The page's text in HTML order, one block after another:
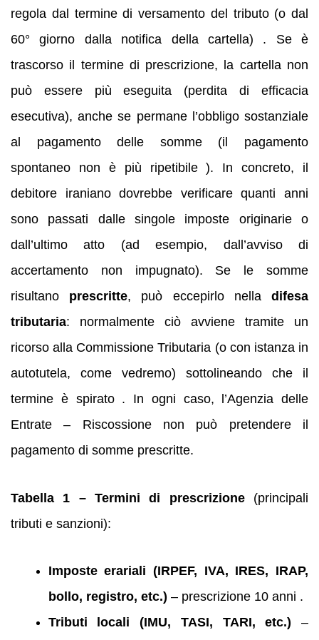
regola dal termine di versamento del tributo (o dal
60° giorno dalla notifica della cartella) . Se è
trascorso il termine di prescrizione, la cartella non
può essere più eseguita (perdita di efficacia
esecutiva), anche se permane l’obbligo sostanziale
al pagamento delle somme (il pagamento
spontaneo non è più ripetibile ). In concreto, il
debitore iraniano dovrebbe verificare quanti anni
sono passati dalle singole imposte originarie o
dall’ultimo atto (ad esempio, dall’avviso di
accertamento non impugnato). Se le somme
risultano prescritte, può eccepirlo nelladifesa
tributaria: normalmente ciò avviene tramite un
ricorso alla Commissione Tributaria (o con istanza in
autotutela, come vedremo) sottolineando che il
termine è spirato . In ogni caso, l’Agenzia delle
Entrate – Riscossione non può pretendere il
pagamento di somme prescritte.
Tabella 1 – Termini di prescrizione(principali
tributi e sanzioni):
Imposte erariali (IRPEF, IVA, IRES, IRAP,
bollo, registro, etc.) – prescrizione 10 anni .
Tributi locali (IMU, TASI, TARI, etc.) –